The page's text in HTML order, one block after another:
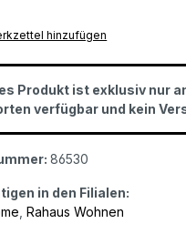
hinzufügen
Produkt ist exklusiv nur
verfügbar und kein
86530
in den Filialen:
Rahaus Wohnen